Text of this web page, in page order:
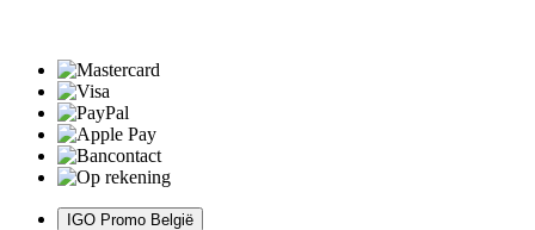
IGO Promo België